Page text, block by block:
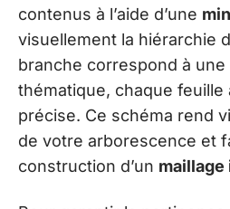
contenus à l’aide d’une
visuellement la hiérarchie
branche correspond à
thématique, chaque feuille
précise. Ce schéma rend
de votre arborescence et
construction d’un maillage